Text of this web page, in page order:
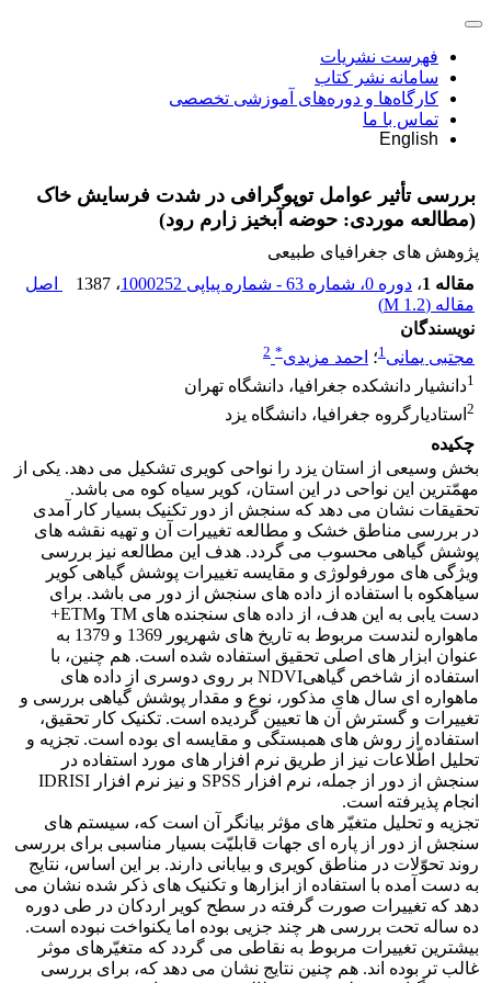
فهرست نشریات
سامانه نشر کتاب
کارگاه‌ها و دوره‌های آموزشی تخصصی
تماس با ما
English
بررسی تأثیر عوامل توپوگرافی در شدت فرسایش خاک
(مطالعه موردی: حوضه آبخیز زارم رود)
پژوهش های جغرافیای طبیعی
مقاله 1
، دوره 0، شماره 63 - شماره پیاپی 1000252 ، 1387
اصل
مقاله (1.2 M
)
نویسندگان
مجتبی یمانی1؛ احمد مزیدی*
2
1دانشیار دانشکده جغرافیا، دانشگاه تهران
2 استادیارگروه جغرافیا، دانشگاه یزد
چکیده
بخش وسیعی از استان یزد را نواحی کویری تشکیل می دهد. یکی از
مهمّترین این نواحی در این استان، کویر سیاه کوه می باشد.
تحقیقات نشان می دهد که سنجش از دور تکنیک بسیار کار آمدی
در بررسی مناطق خشک و مطالعه تغییرات آن و تهیه نقشه های
پوشش گیاهی محسوب می گردد. هدف این مطالعه نیز بررسی
ویژگی های مورفولوژی و مقایسه تغییرات پوشش گیاهی کویر
سیاهکوه با استفاده از داده های سنجش از دور می باشد. برای
دست یابی به این هدف، از داده های سنجنده های TM وETM+
ماهواره لندست مربوط به تاریخ های شهریور 1369 و 1379 به
عنوان ابزار های اصلی تحقیق استفاده شده است. هم چنین، با
استفاده از شاخص گیاهیNDVI بر روی دوسری از داده های
ماهواره ای سال های مذکور، نوع و مقدار پوشش گیاهی بررسی و
تغییرات و گسترش آن ها تعیین گردیده است. تکنیک کار تحقیق،
استفاده از روش های همبستگی و مقایسه ای بوده است. تجزیه و
تحلیل اطّلاعات نیز از طریق نرم افزار های مورد استفاده در
سنجش از دور از جمله، نرم افزار SPSS و نیز نرم افزار IDRISI
انجام پذیرفته است.
تجزیه و تحلیل متغیّر های مؤثر بیانگر آن است که، سیستم های
سنجش از دور از پاره ای جهات قابلیّت بسیار مناسبی برای بررسی
روند تحوّلات در مناطق کویری و بیابانی دارند. بر این اساس، نتایج
به دست آمده با استفاده از ابزارها و تکنیک های ذکر شده نشان می
دهد که تغییرات صورت گرفته در سطح کویر اردکان در طی دوره
ده ساله تحت بررسی هر چند جزیی بوده اما یکنواخت نبوده است.
بیشترین تغییرات مربوط به نقاطی می گردد که متغیّرهای موثر
غالب تر بوده اند. هم چنین نتایج نشان می دهد که، برای بررسی